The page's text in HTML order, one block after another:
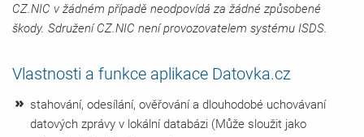
CZ.NIC v žádném případě neodpovídá za žádné způsobené
škody. Sdružení CZ.NIC není provozovatelem systému ISDS.
Vlastnosti a funkce aplikace Datovka.cz
stahování, odesílání, ověřování a dlouhodobé uchovávaní
datových zprávy v lokální databázi (Může sloužit jako